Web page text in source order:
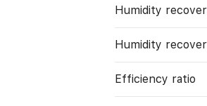
Humidity
Humidity
Efficiency ratio